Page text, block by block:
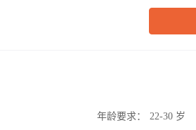
年龄要求：
22-30 岁